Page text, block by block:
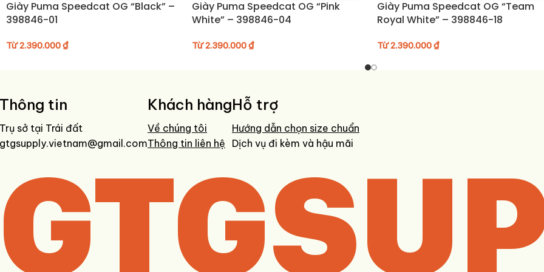
Giày Puma Speedcat OG “Black” –
398846-01
Từ2.390.000₫
Giày Puma Speedcat OG “Pink
White” – 398846-04
Từ2.390.000₫
Giày Puma Speedcat OG “Team
Royal White” – 398846-18
Từ2.390.000₫
Thông tin
Trụ sở tại Trái đất
gtgsupply.vietnam@gmail.com
Khách hàng
Về chúng tôi
Thông tin liên hệ
Hỗ trợ
Hướng dẫn chọn size chuẩn
Dịch vụ đi kèm và hậu mãi